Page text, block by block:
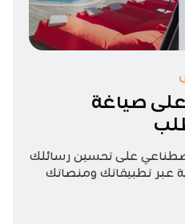
صياغة
على تحسين رسائلك
عبر تطبيقاتك ومنصاتك